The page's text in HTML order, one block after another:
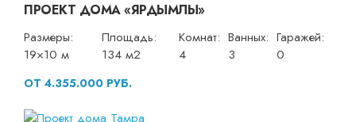
ПРОЕКТ ДОМА «ЯРДЫМЛЫ»
Размеры:
19×10 м
Площадь:
134 м2
Комнат:
4
Ванных:
3
Гаражей:
0
ОТ 4.355.000 РУБ.